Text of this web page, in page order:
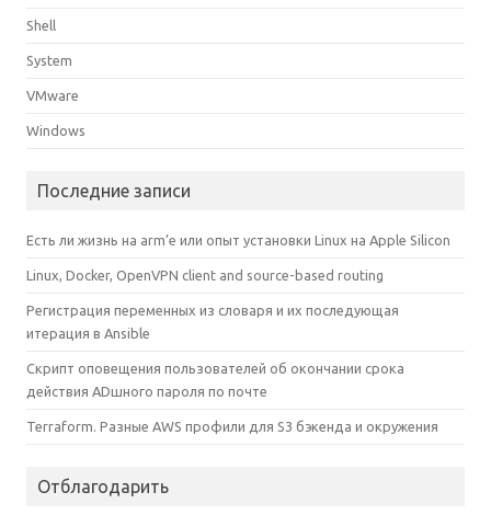
Shell
System
VMware
Windows
Последние записи
Есть ли жизнь на arm’е или опыт установки Linux на Apple Silicon
Linux, Docker, OpenVPN client and source-based routing
Регистрация переменных из словаря и их последующая
итерация в Ansible
Скрипт оповещения пользователей об окончании срока
действия ADшного пароля по почте
Terraform. Разные AWS профили для S3 бэкенда и окружения
Отблагодарить